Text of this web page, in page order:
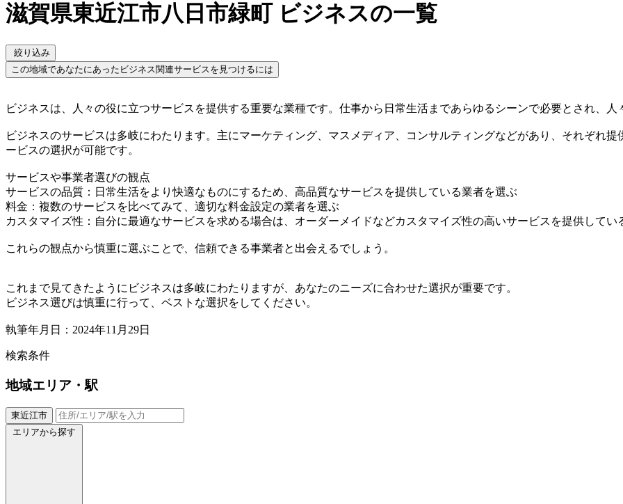
滋賀県東近江市八日市緑町 ビジネスの一覧
絞り込み
この地域であなたにあったビジネス関連サービスを見つけるには
ビジネスは、人々の役に立つサービスを提供する重要な業種です。仕事から日常生活まであらゆるシーンで必要とされ、人
ビジネスのサービスは多岐にわたります。主にマーケティング、マスメディア、コンサルティングなどがあり、それぞれ
ービスの選択が可能です。
サービスや事業者選びの観点
サービスの品質：日常生活をより快適なものにするため、高品質なサービスを提供している業者を選ぶ
料金：複数のサービスを比べてみて、適切な料金設定の業者を選ぶ
カスタマイズ性：自分に最適なサービスを求める場合は、オーダーメイドなどカスタマイズ性の高いサービスを提供してい
これらの観点から慎重に選ぶことで、信頼できる事業者と出会えるでしょう。
これまで見てきたようにビジネスは多岐にわたりますが、あなたのニーズに合わせた選択が重要です。
ビジネス選びは慎重に行って、ベストな選択をしてください。
執筆年月日：2024年11月29日
検索条件
地域エリア・駅
東近江市
エリアから探す